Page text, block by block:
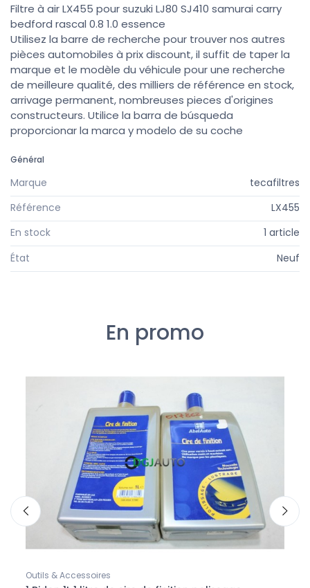
Filtre à air LX455 pour suzuki LJ80 SJ410 samurai carry
bedford rascal 0.8 1.0 essence
Utilisez la barre de recherche pour trouver nos autres
pièces automobiles à prix discount, il suffit de taper la
marque et le modèle du véhicule pour une recherche
de meilleure qualité, des milliers de référence en stock,
arrivage permanent, nombreuses pieces d'origines
constructeurs. Utilice la barra de búsqueda
proporcionar la marca y modelo de su coche
Général
Marque
tecafiltres
Référence
LX455
En stock
1 article
État
Neuf
En promo
Outils & Accessoires